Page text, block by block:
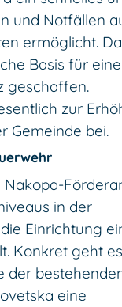
und Notfällen
ermöglicht.
Basis für
geschaffen.
zur
Gemeinde bei.
Nakopa-
in der
Einrichtung
Konkret geht es
der
eine